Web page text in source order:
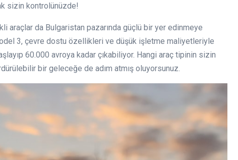
sizin kontrolünüzde!
da Bulgaristan pazarında güçlü bir yer edinmeye
3, çevre dostu özellikleri ve düşük işletme maliyetleriyle
60.000 avroya kadar çıkabiliyor. Hangi araç tipinin sizin
bir geleceğe de adım atmış oluyorsunuz.